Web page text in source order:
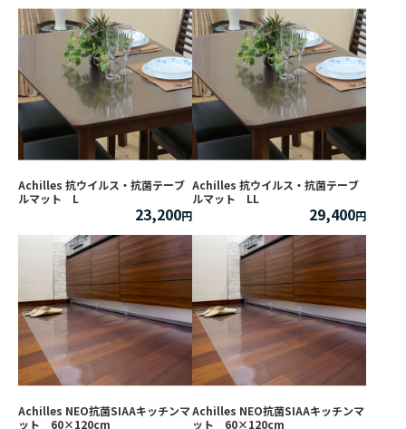
Achilles 抗ウイルス・抗菌テーブ
ルマット L
23,200
Achilles 抗ウイルス・抗菌テーブ
ルマット LL
29,400
Achilles NEO抗菌SIAAキッチンマ
ット 60×120cm
Achilles NEO抗菌SIAAキッチンマ
ット 60×120cm